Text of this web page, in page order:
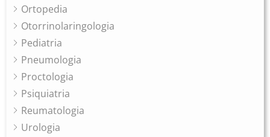
Ortopedia
Otorrinolaringologia
Pediatria
Pneumologia
Proctologia
Psiquiatria
Reumatologia
Urologia